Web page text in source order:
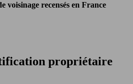
voisinage recensés en France
propriétaire